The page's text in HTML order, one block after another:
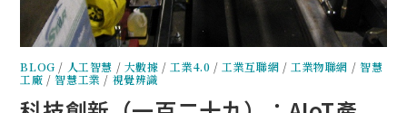
BLOG / 人工智慧 / 大數據 / 工業4.0 / 工業互聯網 / 工業物聯網 / 智慧
工廠 /智慧工業 / 視覺辨識